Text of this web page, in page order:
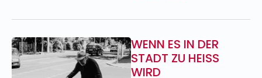
WENN ES IN DER
STADT ZU HEISS
WIRD